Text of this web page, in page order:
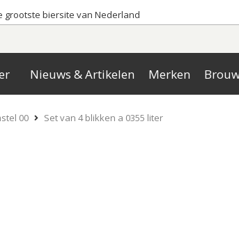
grootste biersite van Nederland
Nieuws & Artikelen Merken
00 Set van 4 blikken a 0355 liter